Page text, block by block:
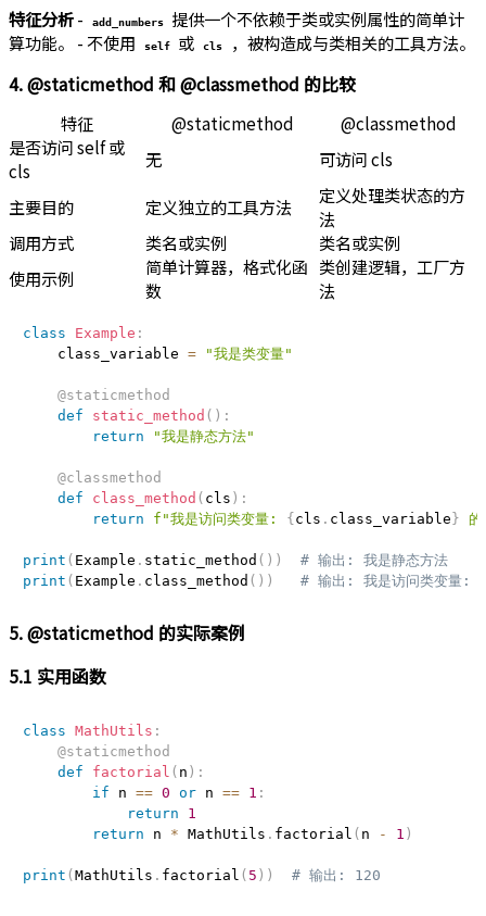
特征分析- add_numbers
提供一个不依赖于类或实例属性的简单计
算功能。 - 不使用
self 或 cls ，被构造成与类相关的工具方法。
4. @staticmethod 和 @classmethod 的比较
特征 @staticmethod
@classmethod
是否访问 self 或
cls
无
可访问 cls
主要目的
定义独立的工具方法
定义处理类状态的方
法
调用方式
类名或实例
类名或实例
使用示例
简单计算器，格式化函
数
类创建逻辑，工厂方
法
class Example :
    class_variable
= "我是类变量"
@staticmethod
def
static_method ( ) :
return
"我是静态方法"
@classmethod
def
class_method ( cls ) :
return
f"我是访问类变量: { cls . class_variable } 的
print ( Example . static_method ( ) )
# 输出: 我是静态方法
print ( Example . class_method ( ) ) # 输出: 我是访问类变量:
5. @staticmethod 的实际案例
5.1 实用函数
class MathUtils :
@staticmethod
def
factorial ( n ) :
if n == 0 or n == 1 :
return
1
return n * MathUtils . factorial ( n - 1 )
print ( MathUtils . factorial ( 5 ) ) # 输出: 120